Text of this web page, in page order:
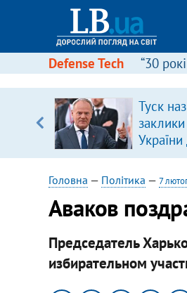
Defense Tech “30
Туск
риторику
Головна — Політика — 7
Аваков
Председатель
избирательном